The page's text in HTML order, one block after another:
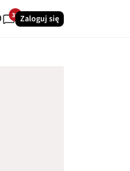
39Zaloguj się